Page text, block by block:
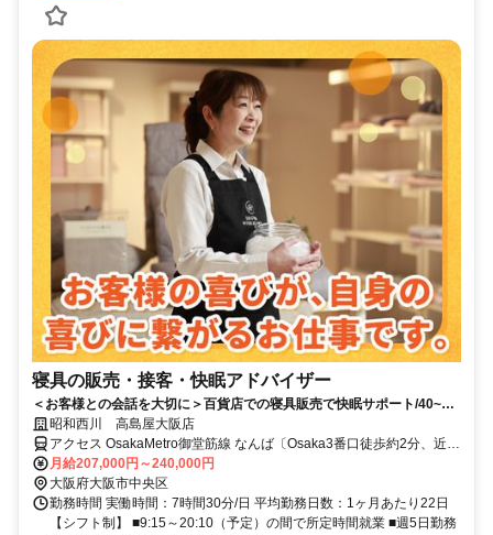
寝具の販売・接客・快眠アドバイザー
＜お客様との会話を大切に＞百貨店での寝具販売で快眠サポート/40~50
代活躍中/やりがいのあるお仕事
昭和西川 高島屋大阪店
アクセス OsakaMetro御堂筋線 なんば〔Osaka3番口徒歩約2分、近鉄
難波線 大阪難波〔近鉄・阪神線〕18番口徒歩約4分、近鉄難波線 近
鉄日本橋5番口徒歩約9分
月給207,000円～240,000円
大阪府大阪市中央区
勤務時間 実働時間：7時間30分/日 平均勤務日数：1ヶ月あたり22日
【シフト制】 ■9:15～20:10（予定）の間で所定時間就業 ■週5日勤務